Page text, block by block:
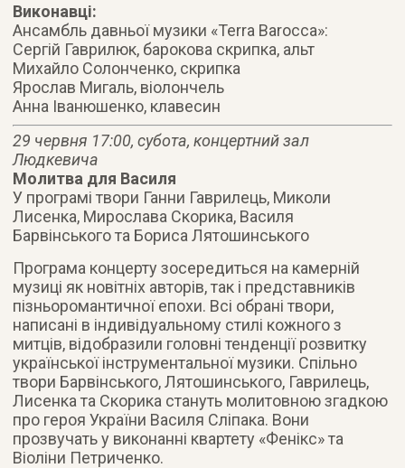
Виконавці:
Ансамбль давньої музики «Terra Barocca»:
Сергій Гаврилюк, барокова скрипка, альт
Михайло Солонченко, скрипка
Ярослав Мигаль, віолончель
Анна Іванюшенко, клавесин
29 червня 17:00, субота, концертний зал
Людкевича
Молитва для Василя
У програмі твори Ганни Гаврилець, Миколи
Лисенка, Мирослава Скорика, Василя
Барвінського та Бориса Лятошинського
Програма концерту зосередиться на камерній
музиці як новітніх авторів, так і представників
пізньоромантичної епохи. Всі обрані твори,
написані в індивідуальному стилі кожного з
митців, відобразили головні тенденції розвитку
української інструментальної музики. Спільно
твори Барвінського, Лятошинського, Гаврилець,
Лисенка та Скорика стануть молитовною згадкою
про героя України Василя Сліпака. Вони
прозвучать у виконанні квартету «Фенікс» та
Віоліни Петриченко.